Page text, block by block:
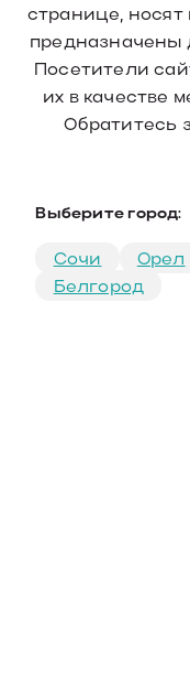
странице,
предназначены
Посетители
их в качестве
Обратитесь
Выберите город:
Сочи Орел
Белгород